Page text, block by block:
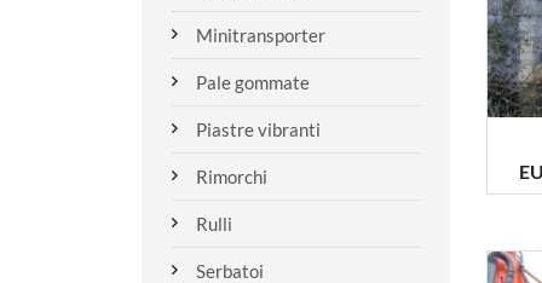
Minitransporter
Pale gommate
Piastre vibranti
Rimorchi
Rulli
Serbatoi